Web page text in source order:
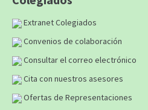
Extranet Colegiados
Convenios de colaboración
Consultar el correo electrónico
Cita con nuestros asesores
Ofertas de Representaciones